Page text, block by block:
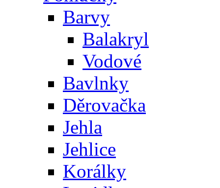
Barvy
Balakryl
Vodové
Bavlnky
Děrovačka
Jehla
Jehlice
Korálky